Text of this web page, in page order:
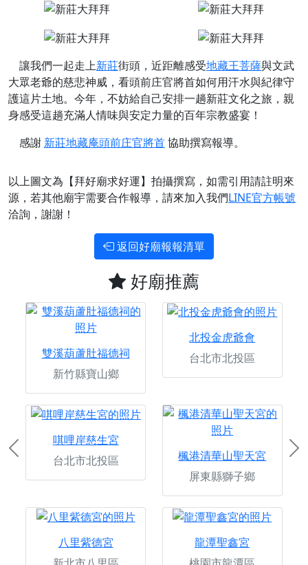
讓我們一起走上新莊街頭，近距離感受地藏王菩薩與文武
大眾老爺的慈悲神威，看頭前庄官將首如何用汗水與紀律守
護這片土地。今年，不妨給自己安排一趟新莊文化之旅，親
身感受這趟充滿人情味與安定力量的百年宗教盛宴！
感謝 新莊地藏庵頭前庄官將首協助撰寫報導。
以上圖文為【拜好廟求好運】拍攝撰寫，如需引用請註明來
源，若其他廟宇需要合作報導，請來加入我們LINE官方帳號
洽詢，謝謝！
返回好廟報報清單
好廟推薦
雙溪葫蘆肚福德祠
新竹縣寶山鄉
北投金虎爺會
台北市北投區
唭哩岸慈生宮
台北市北投區
楓港清華山聖天宮
屏東縣獅子鄉
八里紫德宮
龍潭聖鑫宮
Previous